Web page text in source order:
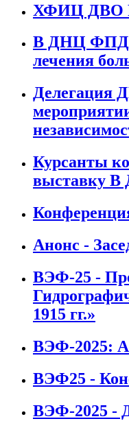
ХФИЦ ДВО
В ДНЦ ФПД
лечения
Делегация
Курсанты
выставку
Анонс -
ВЭФ-25 -
1915 гг.»
ВЭФ-2025:
ВЭФ25 -
ВЭФ-2025 -